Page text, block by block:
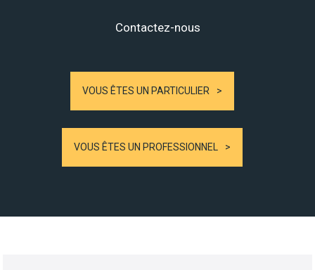
Contactez-nous
VOUS ÊTES UN PARTICULIER
VOUS ÊTES UN PROFESSIONNEL